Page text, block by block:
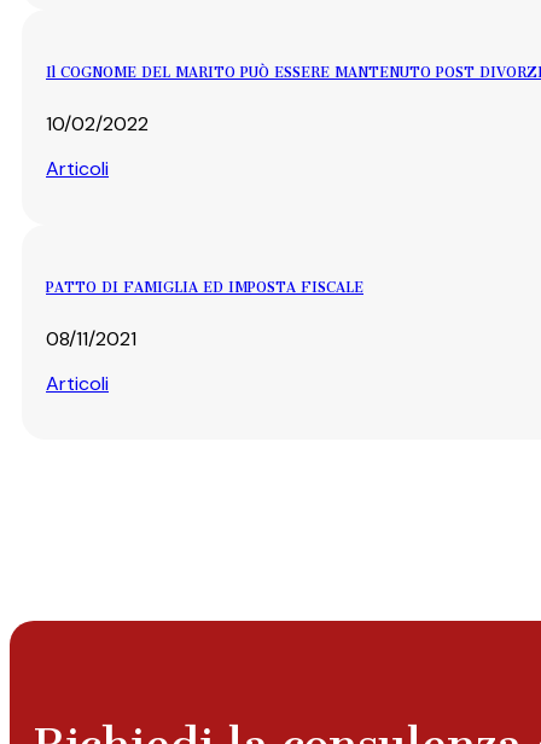
Il COGNOME DEL MARITO PUÒ ESSERE MANTENUTO POST
10/02/2022
Articoli
PATTO DI FAMIGLIA ED IMPOSTA FISCALE
08/11/2021
Articoli